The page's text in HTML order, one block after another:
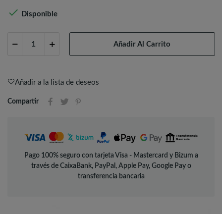
 Disponible
Añadir Al Carrito
Añadir a la lista de deseos
Compartir
Pago 100% seguro con tarjeta Visa - Mastercard y Bizum a
través de CaixaBank, PayPal, Apple Pay, Google Pay o
transferencia bancaria